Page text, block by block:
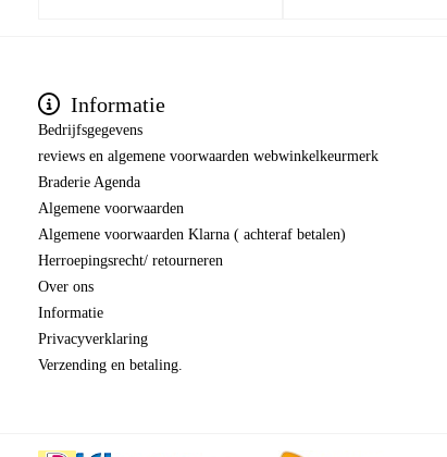
Informatie
Bedrijfsgegevens
reviews en algemene voorwaarden webwinkelkeurmerk
Braderie Agenda
Algemene voorwaarden
Algemene voorwaarden Klarna ( achteraf betalen)
Herroepingsrecht/ retourneren
Over ons
Informatie
Privacyverklaring
Verzending en betaling.